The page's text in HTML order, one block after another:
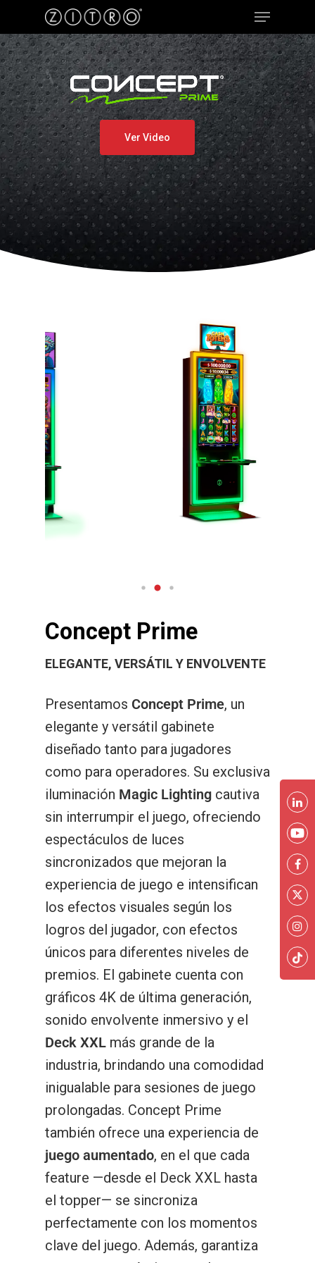
Hit enter to search or ESC to close
Ver Video
Concept Prime
ELEGANTE, VERSÁTIL Y ENVOLVENTE
Presentamos Concept Prime, un
elegante y versátil gabinete
diseñado tanto para jugadores
como para operadores. Su exclusiva
iluminación Magic Lighting cautiva
sin interrumpir el juego, ofreciendo
espectáculos de luces
sincronizados que mejoran la
experiencia de juego e intensifican
los efectos visuales según los
logros del jugador, con efectos
únicos para diferentes niveles de
premios. El gabinete cuenta con
gráficos 4K de última generación,
sonido envolvente inmersivo y el
Deck XXL más grande de la
industria, brindando una comodidad
inigualable para sesiones de juego
prolongadas. Concept Prime
también ofrece una experiencia de
juego aumentado, en el que cada
feature —desde el Deck XXL hasta
el topper— se sincroniza
perfectamente con los momentos
clave del juego. Además, garantiza
Slots
Fantasy
Rock N’ Raccoons
Fantasy Mine
Lion Falls
Brave Dragon
Concept Prime
Spin Fu
Rainbow Birds
Octo Gold
Devil’s Link
Ancient Link
Goddess Saga
Concept Prime-J
Spin Fu
Rainbow Birds
Haunted Fortune
Devil’s Link
Ancient Link
Concept Deluxe
Merging Fu Pots
Lucky Vault
Haunted Fortune
Octo Gold
Altius Glare
Epic Empires
88 Link Shiro
Mighty Hammer
Allure Glare
Energy Link
Drum Dynasty
Billy The Pig
Illusion Glare
Billy The Pig
Fu Frog
Energy Link
Mega Share Lounge
Gabinetes
Fantasy
Concept
Concept Prime
Concept Prime-J
Concept Deluxe
Glare
Altius Glare
Illusion Glare
Allure Glare.
One
Fusion One
Allure One
Blackwave
Bluewave
Hostelería
Bingo
Librería De Juegos
Series Dragon Lamp 3
Series Energy
Series Show Time
Bingo Electrónico
Digital
Juegos
Área De Cliente
Noticias
Únete A Zitro
Zitro
Sostenibilidad